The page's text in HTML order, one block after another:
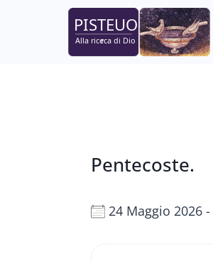
Pentecoste.
24 Maggio 2026 -